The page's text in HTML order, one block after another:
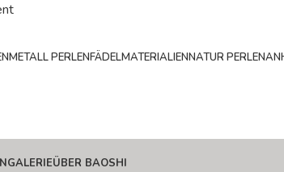
METALL PERLENFÄDELMATERIALIENNATUR PERLEN
GALERIEÜBER BAOSHI